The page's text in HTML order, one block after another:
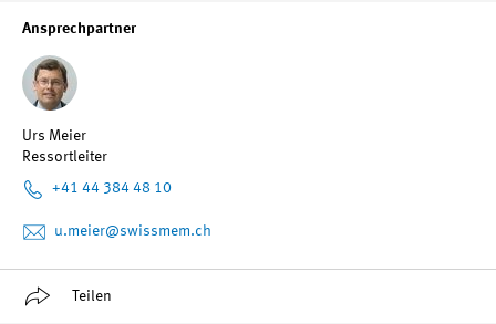
Ansprechpartner
Urs Meier
Ressortleiter
+41 44 384 48 10
u.meier@swissmem.ch
Teilen